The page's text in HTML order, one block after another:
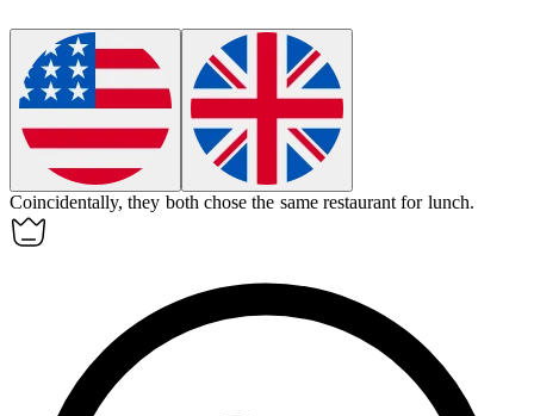
Coincidentally, they both chose the same restaurant for lunch.